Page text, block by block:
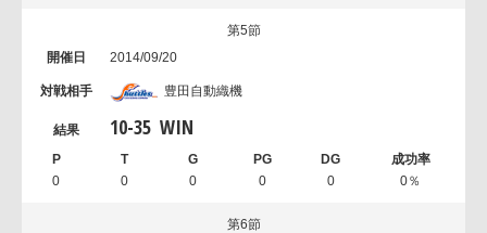
第5節
2014/09/20
豊田自動織機
10-35 WIN
0 0 0 0 0 0％
第6節